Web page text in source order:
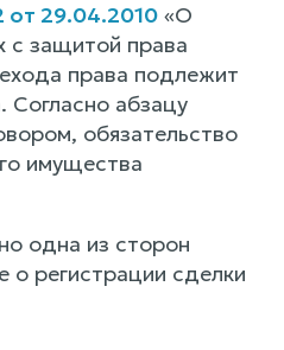
29.04.2010«О
с защитой права
права подлежит
Согласно абзацу
обязательство
имущества
одна из сторон
о регистрации сделки